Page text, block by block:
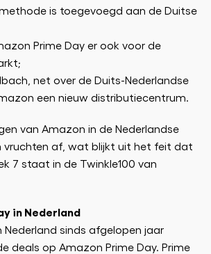
is toegevoegd aan de Duitse
Prime Day er ook voor de
net over de Duits-Nederlandse
een nieuw distributiecentrum.
van Amazon in de Nederlandse
vruchten af, wat blijkt uit het feit dat
7 staat in de Twinkle100 van
in Nederland
Nederland sinds afgelopen jaar
deals op Amazon Prime Day. Prime